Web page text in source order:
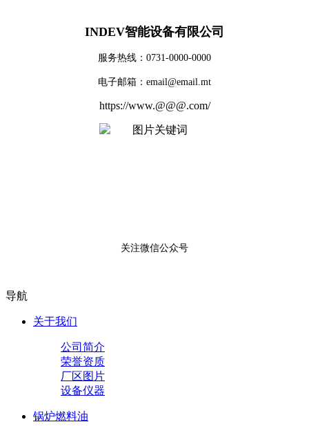
INDEV智能设备有限公司
服务热线：0731-0000-0000
电子邮箱：email@email.mt
https://www.@@@.com/
关注微信公众号
导航
关于我们
公司简介
荣誉资质
厂区图片
设备仪器
锅炉燃料油